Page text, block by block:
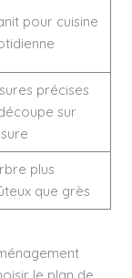
pour cuisine
précises
sur
plus
que grès